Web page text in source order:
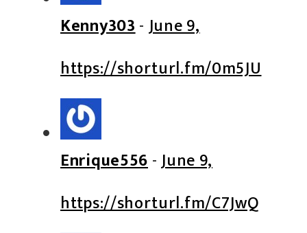
Kenny303- June 9,
https://shorturl.fm/0m5JU
Enrique556-June 9,
https://shorturl.fm/C7JwQ